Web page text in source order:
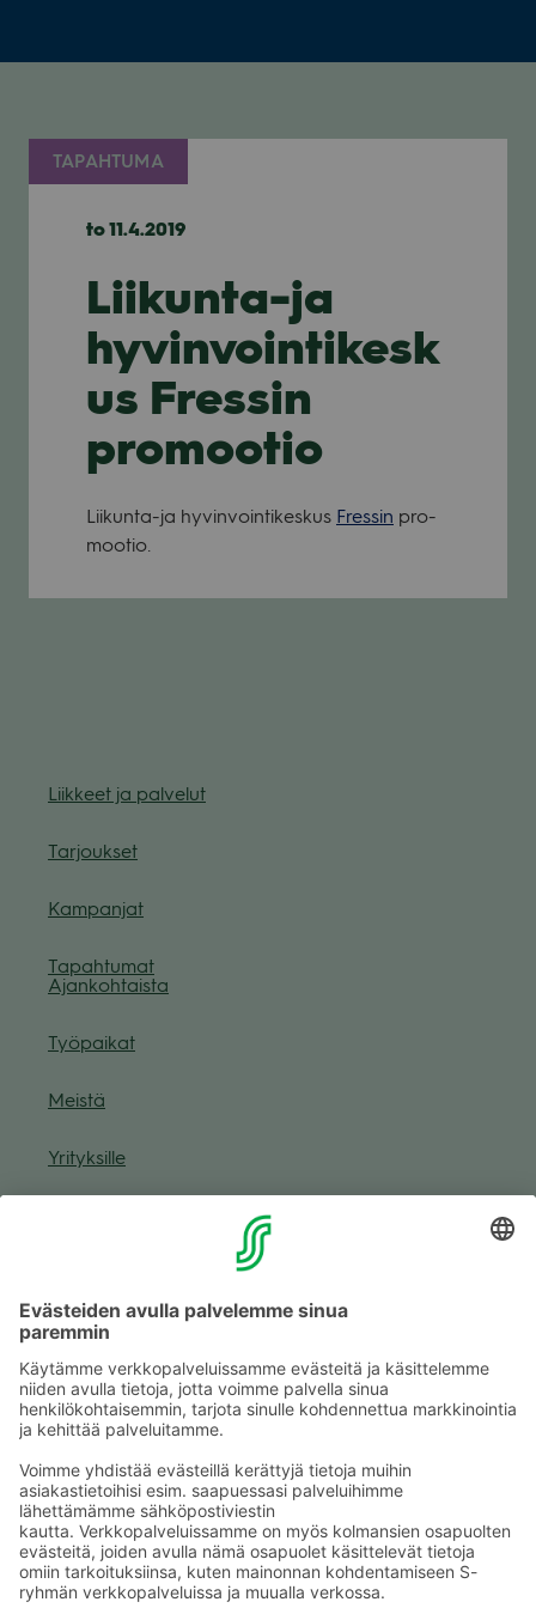
TAPAHTUMA
to 11.4.2019
Liikunta-ja
hyvinvointikesk
us Fressin
promootio
Lii­kunta-ja hyvin­voin­ti­kes­kus Fres­sin pro­
moo­tio.
Liik­keet ja pal­ve­lut
Tar­jouk­set
Kam­pan­jat
Tapah­tu­mat
Ajan­koh­taista
Työ­pai­kat
Meistä
Yri­tyk­sille
Muuta eväs­tea­se­tuk­sia & eväs­tein­for­maa­tio
Tie­to­suo­ja­se­loste (Arina)
Kaup­pa­kes­kus
Ma-pe
9–20
La
9–19
Su
11–18